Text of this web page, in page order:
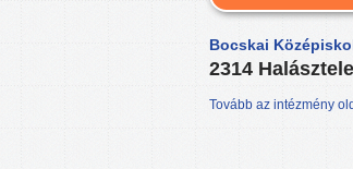
Bocskai
2314
Tovább az intézmény